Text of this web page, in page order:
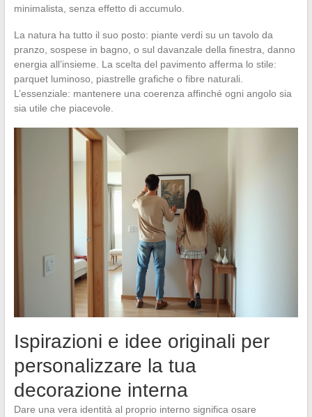
minimalista, senza effetto di accumulo.
La natura ha tutto il suo posto: piante verdi su un tavolo da
pranzo, sospese in bagno, o sul davanzale della finestra, danno
energia all’insieme. La scelta del pavimento afferma lo stile:
parquet luminoso, piastrelle grafiche o fibre naturali.
L’essenziale: mantenere una coerenza affinché ogni angolo sia
sia utile che piacevole.
Ispirazioni e idee originali per
personalizzare la tua
decorazione interna
Dare una vera identità al proprio interno significa osare